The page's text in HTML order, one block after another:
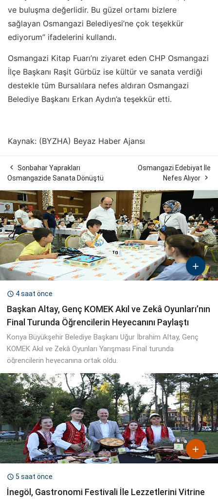
ve buluşma değerlidir. Bu güzel ortamı bizlere
sağlayan Osmangazi Belediyesi’ne çok teşekkür
ediyorum” ifadelerini kullandı.
Osmangazi Kitap Fuarı’nı ziyaret eden CHP Osmangazi
İlçe Başkanı Raşit Gürbüz ise kültür ve sanata verdiği
destekle tüm Bursalılara nefes aldıran Osmangazi
Belediye Başkanı Erkan Aydın’a teşekkür etti.
Kaynak: (BYZHA) Beyaz Haber Ajansı
 Sonbahar Yaprakları
Osmangazide Sanata Dönüştü
Osmangazi Edebiyat İle
Nefes Alıyor 

 4 saat önce
Başkan Altay, Genç KOMEK Akıl ve Zekâ Oyunları’nın
Final Turunda Öğrencilerin Heyecanını Paylaştı
Konya Büyükşehir Belediye Başkanı Uğur İbrahim Altay, Genç
KOMEK Akıl ve Zekâ Oyunları Yarışması Final turunda
öğrencilerin heyecanına ortak oldu.

 5 saat önce
İnegöl, Gastronomi Festivali İle Lezzetlerini Vitrine